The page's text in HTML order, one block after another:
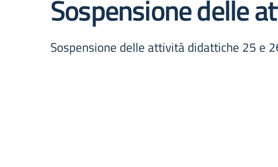
Sospensione delle
Sospensione delle attività didattiche 25 e